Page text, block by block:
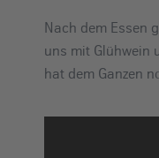
Nach dem Essen
uns mit Glühwein
hat dem Ganzen